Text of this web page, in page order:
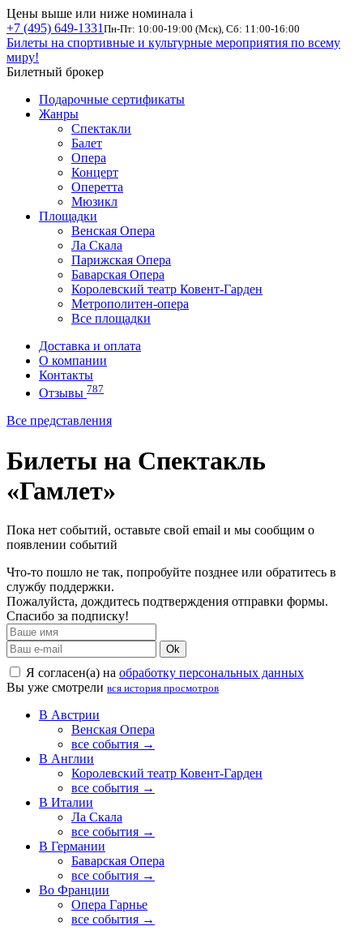
Цены выше или ниже номинала i
+7 (495) 649-1331 Пн-Пт: 10:00-19:00 (Мск), Сб: 11:00-16:00
Билеты на спортивные и культурные мероприятия по всему
миру!
Билетный брокер
Подарочные сертификаты
Жанры
Спектакли
Балет
Опера
Концерт
Оперетта
Мюзикл
Площадки
Венская Опера
Ла Скала
Парижская Опера
Баварская Опера
Королевский театр Ковент-Гарден
Метрополитен-опера
Все площадки
Доставка и оплата
О компании
Контакты
Отзывы 787
Все представления
Билеты на Спектакль
«Гамлет»
Пока нет событий, оставьте свой email и мы сообщим о
появлении событий
Что-то пошло не так, попробуйте позднее или обратитесь в
службу поддержки.
Пожалуйста, дождитесь подтверждения отправки формы.
Спасибо за подписку!
Ok
Я согласен(а) на обработку персональных данных
Вы уже смотрели вся история просмотров
В Австрии
Венская Опера
все события →
В Англии
Королевский театр Ковент-Гарден
все события →
В Италии
Ла Скала
все события →
В Германии
Баварская Опера
все события →
Во Франции
Опера Гарнье
все события →